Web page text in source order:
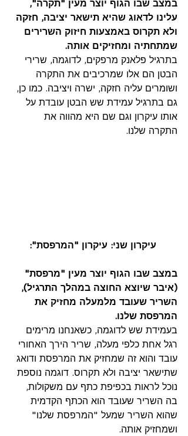
במצב שבו הגוף יוצר מעין "תקרה",
עלינו לדאוג שהיא תישאר יציבה, חזקה
ולא תקרוס באמצעות חיזוק השרירים
שמתחתיה ומחזיקים אותה.
בתרגיל פלאנק מרפקים, לדוגמה, שרירי
הבטן הם אלו שמרכיבים את התקרה
ושומרים עליה חזקה, ישרה ויציבה. כמו כן,
גם בתרגיל עמידת שש הבטן עובדת על
אותו עיקרון וגם שם היא מהווה את
התקרה שלנו.
במצב שבו הגוף יוצר מעין "מרפסת"
(איבר שיוצא החוצה במהלך התרגיל),
השריר שעובד מלמעלה מחזיק את
המרפסת שלנו.
בעמידת שש לדוגמה, כשאנחנו מרימים
רגל אחת כלפי מעלה, שריר הירך האחורי
עובד והוא זה שמחזיק את המרפסת ודואג
שתישאר יציבה ולא תקרוס. דוגמה נוספת
נוכל לראות בכפיפת כתף עם משקולות,
בה השריר שעובד הוא הכתף הקדמית
שהוא השריר שמעל "המרפסת שלנו"
ושמחזיק אותה.